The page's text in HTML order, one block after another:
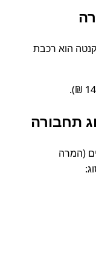
הוא רכבת
תחבורה
(המרה